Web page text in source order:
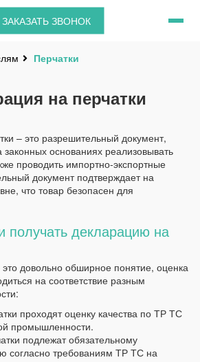
ЗАКАЗАТЬ ЗВОНОК
Перчатки
на перчатки
– это разрешительный документ,
законных основаниях реализовывать
проводить импортно-экспортные
документ подтверждает на
что товар безопасен для
получать декларацию на
это довольно обширное понятие, оценка
на соответствие разным
проходят оценку качества по ТР ТС
промышленности.
подлежат обязательному
согласно требованиям ТР ТС на